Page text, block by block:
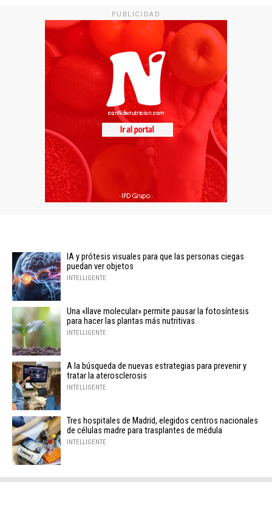
PUBLICIDAD
IA y prótesis visuales para que las personas ciegas
puedan ver objetos
INTELLIGENTE
Una «llave molecular» permite pausar la fotosíntesis
para hacer las plantas más nutritivas
INTELLIGENTE
A la búsqueda de nuevas estrategias para prevenir y
tratar la aterosclerosis
INTELLIGENTE
Tres hospitales de Madrid, elegidos centros nacionales
de células madre para trasplantes de médula
INTELLIGENTE